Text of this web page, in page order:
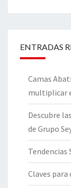
ENTRADAS
Camas
multiplicar
Descubre
de Grupo
Tendencias
Claves